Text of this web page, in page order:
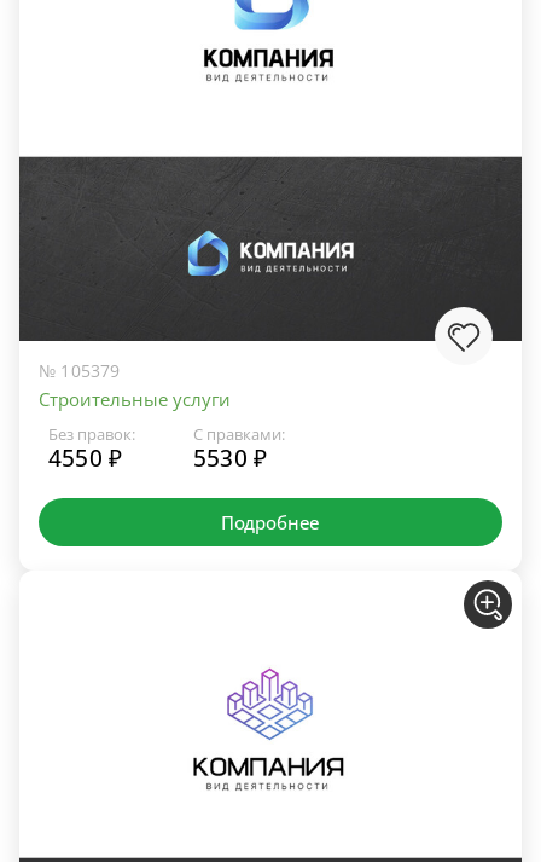
№ 105379
Строительные услуги
Без правок:
4550 ₽
С правками:
5530 ₽
Подробнее